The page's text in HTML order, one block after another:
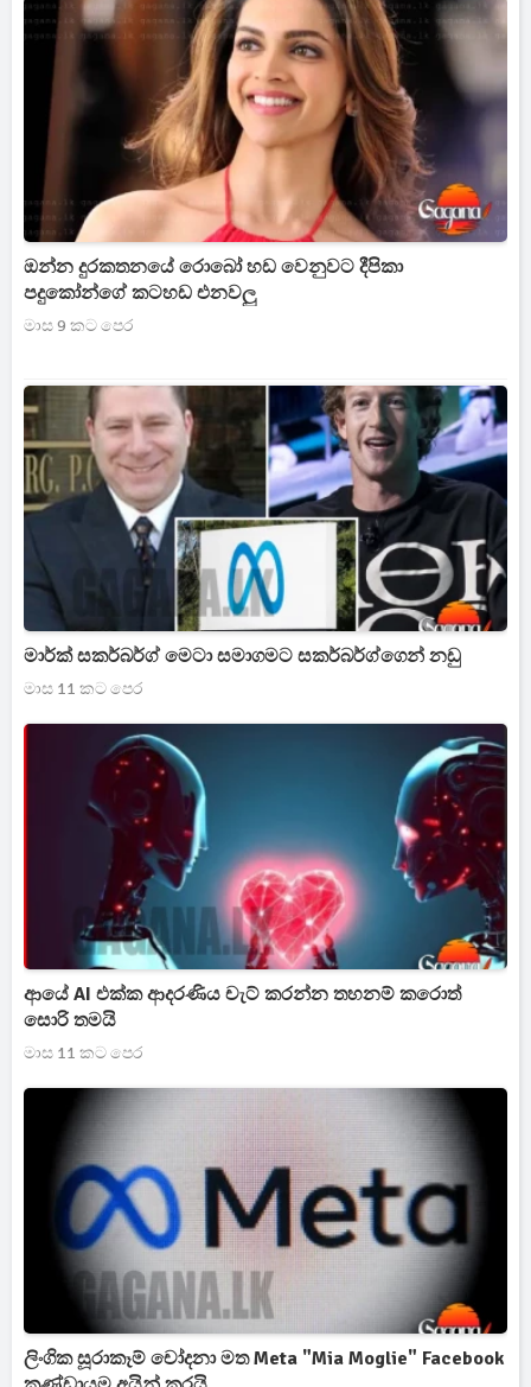
ඔන්න දුරකතනයේ රොබෝ හඩ වෙනුවට දීපිකා
පදුකෝන්ගේ කටහඩ එනවලු
මාස 9 කට පෙර
මාර්ක් සකර්බර්ග් මෙටා සමාගමට සකර්බර්ග්ගෙන් නඩු
මාස 11 කට පෙර
ආයේ AI එක්ක ආදරණිය චැට් කරන්න තහනම් කරොත්
සොරි තමයි
මාස 11 කට පෙර
ලිංගික සූරාකෑම් චෝදනා මත Meta "Mia Moglie" Facebook